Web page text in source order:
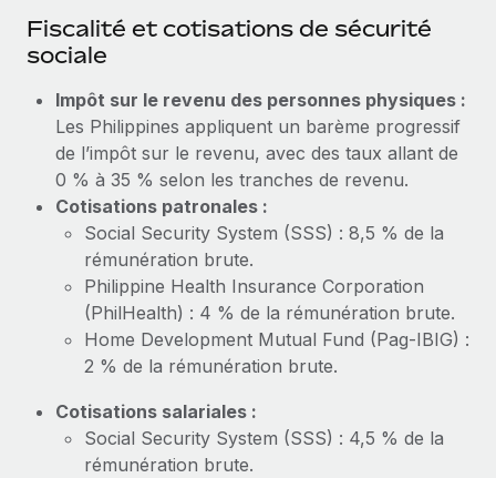
En savoir plus
Fiscalité et cotisations de sécurité
sociale
Impôt sur le revenu des personnes physiques :
Les Philippines appliquent un barème progressif
de l’impôt sur le revenu, avec des taux allant de
0 % à 35 % selon les tranches de revenu.
Cotisations patronales :
Social Security System (SSS) : 8,5 % de la
rémunération brute.
Philippine Health Insurance Corporation
(PhilHealth) : 4 % de la rémunération brute.
Home Development Mutual Fund (Pag-IBIG) :
2 % de la rémunération brute.
Cotisations salariales :
Social Security System (SSS) : 4,5 % de la
rémunération brute.